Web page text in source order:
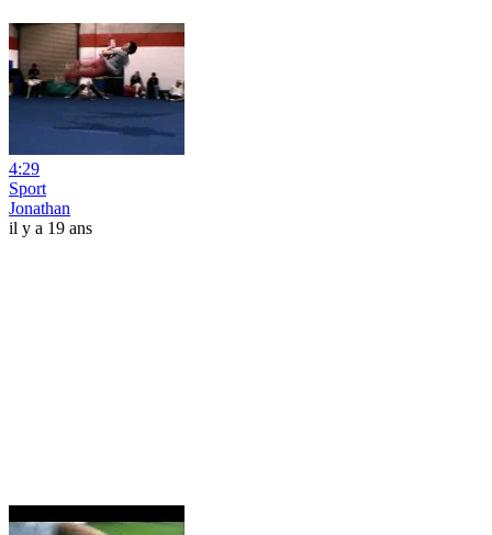
4:29
Sport
Jonathan
il y a 19 ans